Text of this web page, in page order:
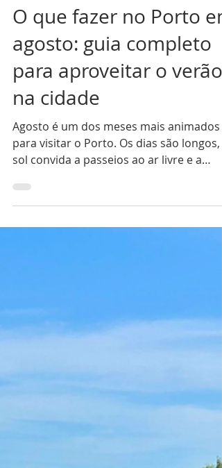
31 de jul.
O que fazer no Porto em
agosto: guia completo
para aproveitar o verão
na cidade
para visitar o Porto. Os dias são longos, o
sol convida a passeios ao ar livre e a
cidade ganha uma energia especial, entre
Porto durante o verão. 1. Passear pela
Ribeira Uma visita ao Porto não fica
completa sem um passeio pela Ribeira.